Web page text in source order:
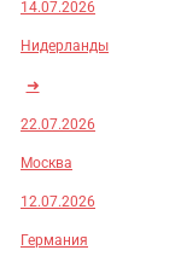
14.07.2026
Нидерланды
➜
22.07.2026
Москва
12.07.2026
Германия